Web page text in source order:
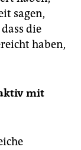
sagen,
die
haben,
mit